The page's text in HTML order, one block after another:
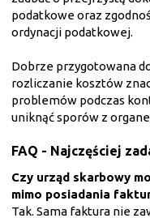
podatkowe oraz
ordynacji podatkowej.
Dobrze przygotowana
rozliczanie kosztów
problemów podczas
uniknąć sporów z
FAQ - Najczęściej
Czy urząd skarbowy
mimo posiadania
Tak. Sama faktura nie